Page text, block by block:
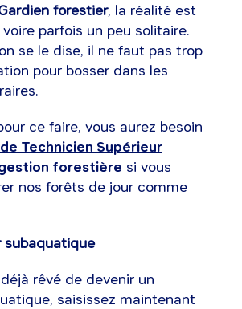
forestier, la réalité est
parfois un peu solitaire.
se le dise, il ne faut pas trop
pour bosser dans les
ce faire, vous aurez besoin
Technicien Supérieur
forestière si vous
nos forêts de jour comme
subaquatique
rêvé de devenir un
saisissez maintenant